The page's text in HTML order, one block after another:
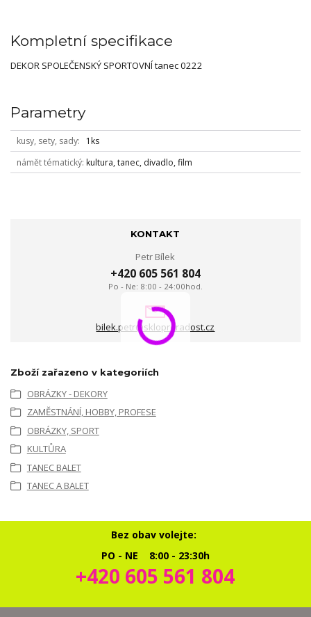
Kompletní specifikace
DEKOR SPOLEČENSKÝ SPORTOVNÍ tanec 0222
Parametry
kusy, sety, sady
1ks
námět tématický kultura, tanec, divadlo, film
KONTAKT
Petr Bílek
+420 605 561 804
Po - Ne: 8:00 - 24:00hod.
bilek.petr@skloproradost.cz
Zboží zařazeno v kategoriích
OBRÁZKY - DEKORY
ZAMĚSTNÁNÍ, HOBBY, PROFESE
OBRÁZKY, SPORT
KULTŮRA
TANEC BALET
TANEC A BALET
Bez obav volejte:
PO - NE 8:00 - 23:30h
+420 605 561 804